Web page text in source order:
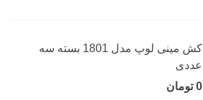
کش مینی لوپ مدل 1801 بسته سه
عددی
0 تومان